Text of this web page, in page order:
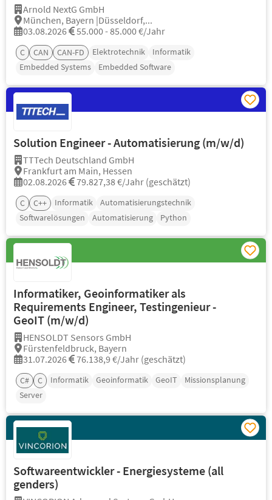
Arnold NextG GmbH
München, Bayern |Düsseldorf,...
03.08.2026
55.000 - 85.000 €/Jahr
C CAN CAN-FD Elektrotechnik
Informatik
Embedded Systems
Embedded Software
Solution Engineer - Automatisierung (m/w/d)
TTTech Deutschland GmbH
Frankfurt am Main, Hessen
02.08.2026
79.827,38 €/Jahr (geschätzt)
C C++ Informatik
Automatisierungstechnik
Softwarelösungen
Automatisierung Python
Informatiker, Geoinformatiker als
Requirements Engineer, Testingenieur -
GeoIT (m/w/d)
HENSOLDT Sensors GmbH
Fürstenfeldbruck, Bayern
31.07.2026
76.138,9 €/Jahr (geschätzt)
C# C Informatik Geoinformatik GeoIT
Missionsplanung
Server
Softwareentwickler - Energiesysteme (all
genders)